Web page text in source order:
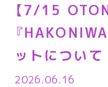
【7/15
『
ットについて
2026.06.16